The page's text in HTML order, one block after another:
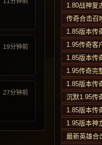
19分钟前
27分钟前
1.80战神复
传奇合击召
1.85版本传
1.95传奇客
1.85版本传
1.95传奇完
1.85版本传
沉默1.95传
1.85版本传
1.95版本神
最新英雄合